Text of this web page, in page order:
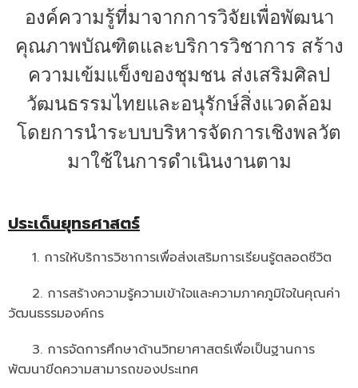
- ศึกษาศาสตรบัณฑิต
- - วิทยาศาสตร์ทั่วไป
- เทคโนโลยีบัณฑิต
- - เทคโนโลยีสารสนเทศ
ศูนย์บริการ
- ศูนย์เครื่องมือปฏิบัติการวิทยาศาสตร์
- ศูนย์ปัญญาประดิษฐ์เพื่อการศึกษา
ข่าว
- กิจกรรม
องค์ความรู้ที่มาจากการวิจัยเพื่อพัฒนา
คุณภาพบัณฑิตและบริการวิชาการ สร้าง
ความเข้มแข็งของชุมชน ส่งเสริมศิลป
วัฒนธรรมไทยและอนุรักษ์สิ่งแวดล้อม
โดยการนำระบบบริหารจัดการเชิงพลวัต
มาใช้ในการดำเนินงานตาม
ประเด็นยุทธศาสตร์
1. การให้บริการวิชาการเพื่อส่งเสริมการเรียนรู้ตลอดชีวิต
2. การสร้างความรู้ความเข้าใจและความภาคภูมิใจในคุณค่า
วัฒนธรรมองค์กร
3. การจัดการศึกษาด้านวิทยาศาสตร์เพื่อเป็นฐานการ
พัฒนาขีดความสามารถของประเทศ